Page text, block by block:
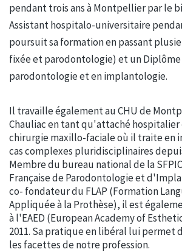
pendant trois ans à Montpellier par le
Assistant hospitalo-universitaire
poursuit sa formation en passant
fixée et parodontologie) et un
parodontologie et en implantologie.
Il travaille également au CHU de
Chauliac en tant qu'attaché hospitalier
chirurgie maxillo-faciale où il traite en
cas complexes pluridisciplinaires
Membre du bureau national de la
Française de Parodontologie et
co- fondateur du FLAP (Formation
Appliquée à la Prothèse), il est
à l'EAED (European Academy of
2011. Sa pratique en libéral lui permet
les facettes de notre profession.